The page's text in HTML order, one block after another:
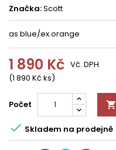
Značka:Scott
as.blue/ex.orange
1 890 Kč
(1 890 Kč ks)
Vč. DPH
Počet 
 Skladem na prodejně